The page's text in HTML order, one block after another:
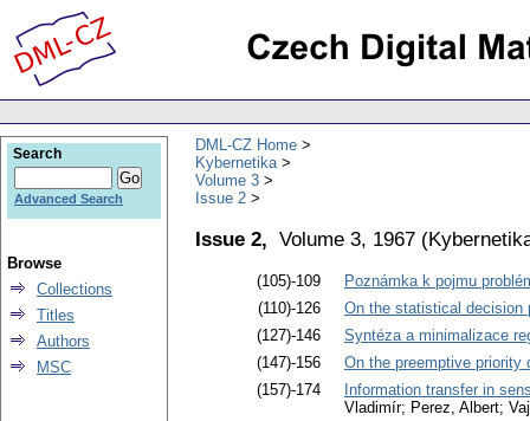
DML-CZ Home
Kybernetika
Volume 3
Issue 2
Issue 2, Volume 3, 1967 (
(105)-109
Poznámka k pojmu
(110)-126
On the statistical decision
(127)-146
Syntéza a minimalizace
(147)-156
On the preemptive priority
(157)-174
Information transfer in
Vladimír; Perez, Albert;
Search
Advanced Search
Browse
Collections
Titles
Authors
MSC